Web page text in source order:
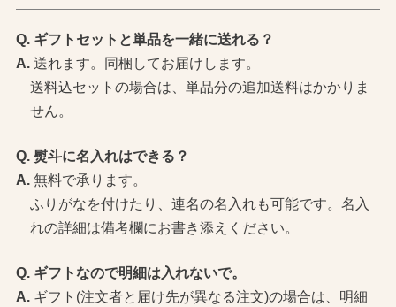
ギフトセットと単品を一緒に送れる？
送れます。同梱してお届けします。
送料込セットの場合は、単品分の追加送料はかかりま
せん。
熨斗に名入れはできる？
無料で承ります。
ふりがなを付けたり、連名の名入れも可能です。名入
れの詳細は備考欄にお書き添えください。
ギフトなので明細は入れないで。
ギフト(注文者と届け先が異なる注文)の場合は、明細